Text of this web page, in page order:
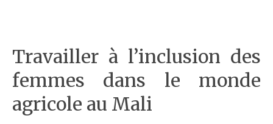
Travailler à l’inclusion des
femmes dans le monde
agricole au Mali